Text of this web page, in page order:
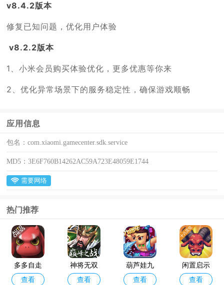
v8.4.2版本
修复已知问题，优化用户体验
v8.2.2版本
1、小米会员购买体验优化，更多优惠等你来
2、优化异常场景下的服务稳定性，确保游戏顺畅
应用信息
包名：com.xiaomi.gamecenter.sdk.service
MD5：3E6F760B14262AC59A723E48059E1744
需要网络
热门推荐
多多自走
棋官方版
查看
神将无双
最新版
查看
葫芦娃九
游版
查看
闲置启示
录手游
查看